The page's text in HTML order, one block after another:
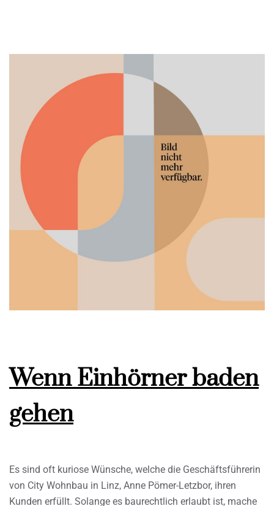
Wenn Einhörner baden
gehen
Es sind oft kuriose Wünsche, welche die Geschäftsführerin
von City Wohnbau in Linz, Anne Pömer-Letzbor, ihren
Kunden erfüllt. Solange es baurechtlich erlaubt ist, mache